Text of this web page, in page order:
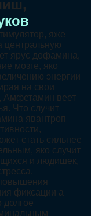
яже
центральную
ярус дофамина,
мозге, яко
энергии
на свои
Амфетамин веет
Что случит
явантроп
стать сильнее
яко случит
и людишек,
фиксации а
долгое